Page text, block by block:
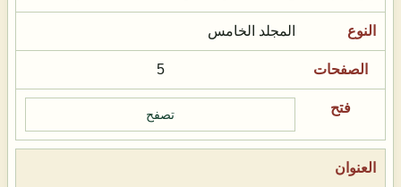
المجلد الخامس
5
تصفح